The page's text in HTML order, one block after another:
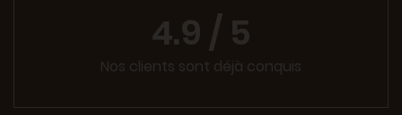
4.9 / 5
Nos clients sont déjà conquis